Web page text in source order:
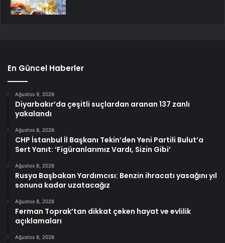
En Güncel Haberler
Ağustos 9, 2026
Diyarbakır’da çeşitli suçlardan aranan 137 zanlı
yakalandı
Ağustos 8, 2026
CHP İstanbul İl Başkanı Tekin’den Yeni Partili Bulut’a
Sert Yanıt: ‘Figüranlarımız Vardı, Sizin Gibi’
Ağustos 8, 2026
Rusya Başbakan Yardımcısı: Benzin ihracatı yasağını yıl
sonuna kadar uzatacağız
Ağustos 8, 2026
Ferman Toprak’tan dikkat çeken hayat ve evlilik
açıklamaları
Ağustos 8, 2026